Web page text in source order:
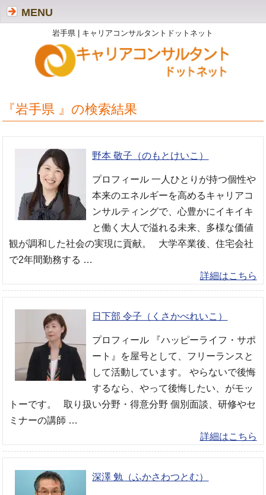
岩手県 | キャリアコンサルタントドットネット
MENU
『岩手県 』の検索結果
野本 敬子（のもとけいこ）
プロフィール 一人ひとりが持つ個性や
本来のエネルギーを高めるキャリアコ
ンサルティングで、心豊かにイキイキ
と働く大人で溢れる未来、多様な価値
観が調和した社会の実現に貢献。 大学卒業後、住宅会社
で2年間勤務する …
詳細はこちら
日下部 令子（くさかべれいこ）
プロフィール 『ハッピーライフ・サポ
ート』を屋号として、フリーランスと
して活動しています。 やらないで後悔
するなら、やって後悔したい、がモッ
トーです。 取り扱い分野・得意分野 個別面談、研修やセ
ミナーの講師 …
詳細はこちら
深澤 勉（ふかさわつとむ）